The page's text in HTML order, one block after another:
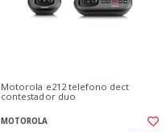
Motorola e212 telefono dect
contestador duo
MOTOROLA